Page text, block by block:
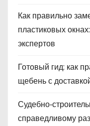
Как правильно
пластиковых
экспертов
Готовый гид: как
щебень с
справедливому